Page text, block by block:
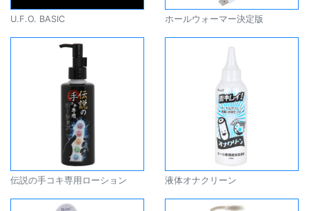
U.F.O. BASIC ホールウォーマー決定版
伝説の手コキ専用ローション 液体オナクリーン